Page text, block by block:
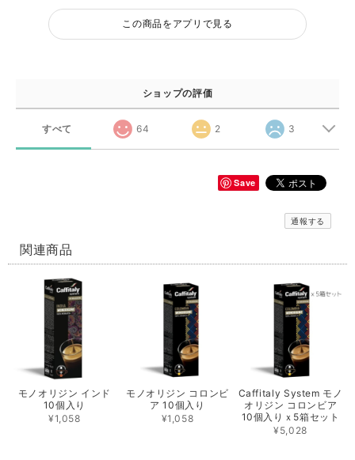
この商品をアプリで見る
ショップの評価
すべて 64 2 3
Save
通報する
関連商品
モノオリジン インド
10個入り
¥1,058
モノオリジン コロンビ
ア 10個入り
¥1,058
Caffitaly System モノ
オリジン コロンビア
10個入りｘ5箱セット
¥5,028